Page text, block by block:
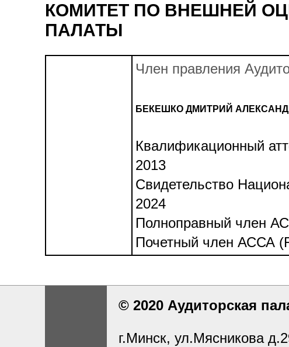
КОМИТЕТ ПО ВНЕШНЕЙ
ПАЛАТЫ
Член правления
БЕКЕШКО ДМИТРИЙ
Квалификационный
2013
Свидетельство
2024
Полноправный член
Почетный член АССА
© 2020 Аудиторская
г.Минск, ул.Мясникова